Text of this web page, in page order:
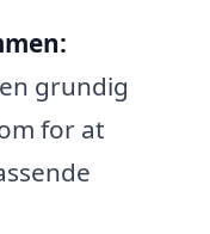
grundig
for at